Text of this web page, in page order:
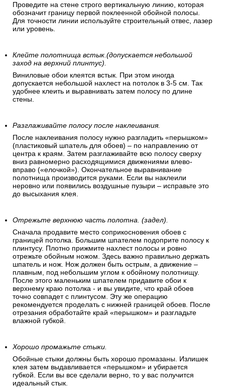
Проведите на стене строго вертикальную линию, которая
обозначит границу первой поклеенной обойной полосы.
Для точности линии используйте строительный отвес, лазер
или уровень.
Клейте полотнища встык.(допускается небольшой
заход на верхний плинтус).
Виниловые обои клеятся встык. При этом иногда
допускается небольшой нахлест на потолок в 3-5 см. Так
удобнее клеить и выравнивать затем полосу по длине
стены.
Разглаживайте полосу после наклеивания.
После наклеивания полосу нужно разгладить «перышком»
(пластиковый шпатель для обоев) – по направлению от
центра к краям. Затем разглаживайте всю полосу сверху
вниз равномерно расходящимися движениями влево-
вправо («елочкой»). Окончательное выравнивание
полотнища производится руками. Если вы наклеили
неровно или появились воздушные пузыри – исправьте это
до высыхания клея.
Отрежьте верхнюю часть полотна. (задел).
Сначала продавите место соприкосновения обоев с
границей потолка. Большим шпателем подоприте полосу к
плинтусу. Плотно прижмите нахлест полосы и ровно
отрежьте обойным ножом. Здесь важно правильно держать
шпатель и нож. Нож должен быть острым, а движение –
плавным, под небольшим углом к обойному полотнищу.
После этого маленьким шпателем придавите обои к
верхнему краю потолка - и вы увидите, что край обоев
точно совпадет с плинтусом. Эту же операцию
рекомендуется проделать с нижней границей обоев. После
отрезания обработайте край «перышком» и разгладьте
влажной губкой.
Хорошо промажьте стыки.
Обойные стыки должны быть хорошо промазаны. Излишек
клея затем выдавливается «перышком» и убирается
губкой. Если вы все сделали верно, то у вас получится
идеальный стык.